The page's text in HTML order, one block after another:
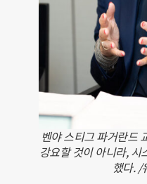
벤야 스티그 파거란드
강요할 것이 아니라, 시
했다. /